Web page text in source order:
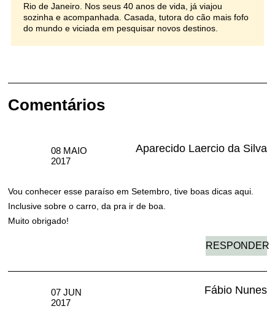
Oi Marcelle, estou indo a Brasília realizar um curso qque vai até
sexta a noite, sou de porto alegre e gostaria de ir a chapada no
sábado, mas meu voo de volta é no domingo as 20:45. minha
Cida
17 AGO
Visitei a região em 2014, no mês de setembro, fiquei em uma
chácara próxima a Alto Paraíso, fui a São Jorge, queria ir no
Parque da Chapada, mas chegamos por volta das 10 h e já
muito perigoso, principalmente para crianças, visitei as Cataratas
do Couros, cachoeira linda, duas trilhas: nível fácil e outra nível
conscientes, baseada no que vi naquela data super recomendo.
Conheci outra também muito boa, faltou tempo para conhecer